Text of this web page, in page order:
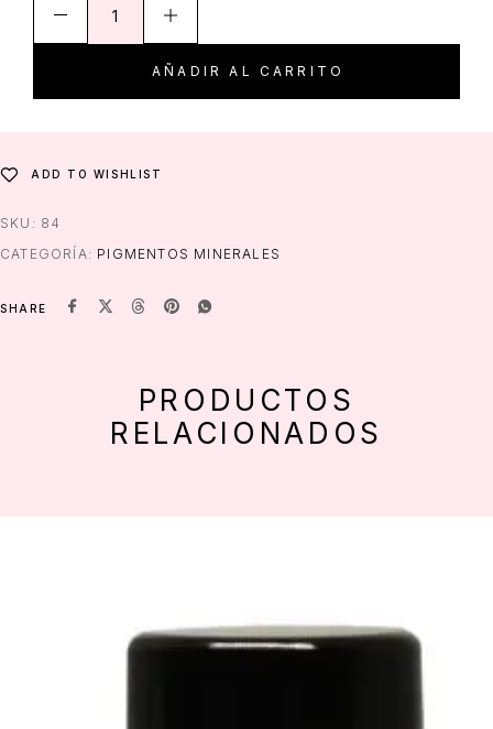
Pigmento Mineral Tono 084 cantidad
AÑADIR AL CARRITO
ADD TO WISHLIST
SKU: 84
CATEGORÍA: PIGMENTOS MINERALES
SHARE
PRODUCTOS
RELACIONADOS